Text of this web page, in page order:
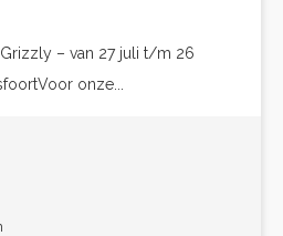
– van 27 juli t/m 26
onze...